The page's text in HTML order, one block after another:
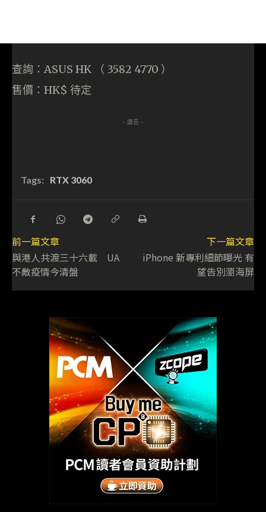
查詢：ASUS HK （ 3582 4770 ）
售價：HK$ 待定
- 廣告 -
Tags: RTX 3060
前一篇文章
與港人共渡三十六載 UA
不敵疫情今清盤
下一篇文章
iPhone 新專利細節曝光 有
望告別瀏海屏